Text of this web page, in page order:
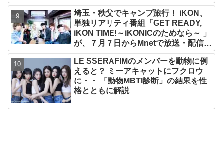
美女ソリュンをはじめ、全員ビジュア
ルメンバーといわれるその魅力をチェ
ック
埼玉・秩父でキャンプ旅行！ iKON、
単独リアリティ番組「GET READY,
iKON TIME!～iKONICのためなら～ 」
が、７月７日からMnetで放送・配信ス
タート
LE SSERAFIMのメンバーを動物に例
えると？ ミーアキャットにフクロウ
に・・ 「動物MBTI診断」の結果を性
格とともに解説